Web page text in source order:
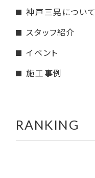
神戸三晃について
スタッフ紹介
イベント
施工事例
RANKING